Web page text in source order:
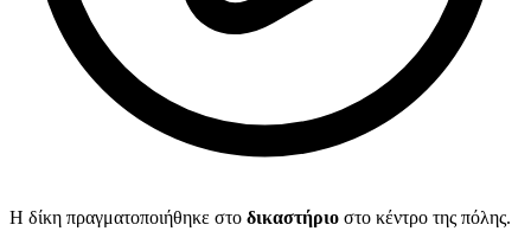
Η δίκη πραγματοποιήθηκε στο δικαστήριο στο κέντρο της πόλης.